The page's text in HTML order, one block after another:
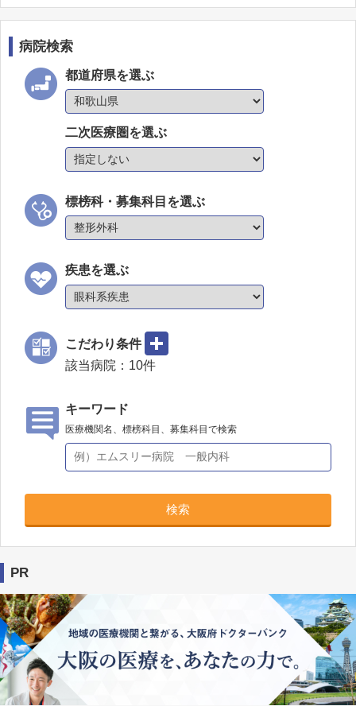
病院検索
都道府県を選ぶ
二次医療圏を選ぶ
標榜科・募集科目を選ぶ
疾患を選ぶ
こだわり条件
該当病院： 10件
キーワード
医療機関名、標榜科目、募集科目で検索
検索
PR